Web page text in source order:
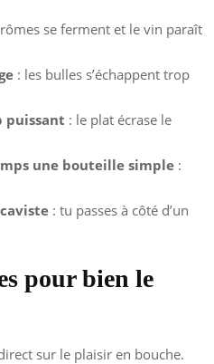
se ferment et le vin paraît
: les bulles s’échappent trop
puissant : le plat écrase le
une bouteille simple :
: tu passes à côté d’un
pour bien le
sur le plaisir en bouche.